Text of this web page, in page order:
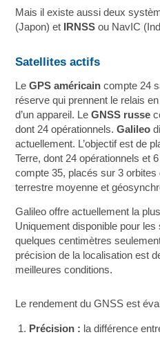
Mais il existe aussi deux
(Japon) et
IRNSS ou NavIC
Satellites actifs
LeGPS américain compte 24
réserve qui prennent le relais
d’un appareil. LeGNSS russe
dont 24 opérationnels.Galileo
actuellement. L’objectif est de
Terre, dont 24 opérationnels et
compte 35, placés sur 3 orbites
terrestre moyenne et
Galileo offre actuellement la
Uniquement disponible pour
quelques centimètres
précision de la localisation est
meilleures conditions.
Le rendement du GNSS est
Précision : la différence